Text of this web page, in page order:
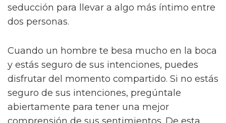
seducción para llevar a algo más íntimo entre
dos personas.
Cuando un hombre te besa mucho en la boca
y estás seguro de sus intenciones, puedes
disfrutar del momento compartido. Si no estás
seguro de sus intenciones, pregúntale
abiertamente para tener una mejor
comprensión de sus sentimientos. De esta